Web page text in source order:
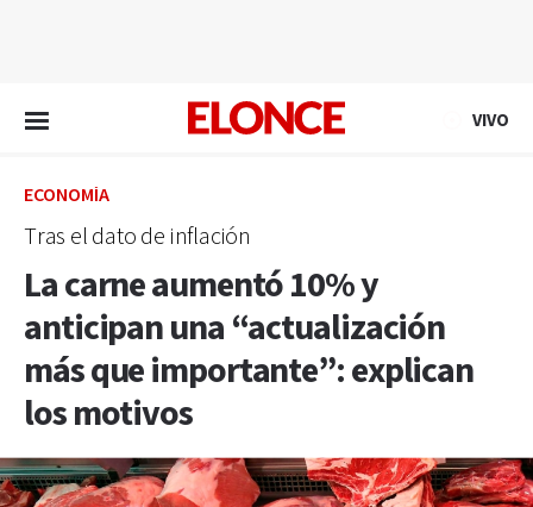
VIVO
ECONOMÍA
Tras el dato de inflación
La carne aumentó 10% y
anticipan una “actualización
más que importante”: explican
los motivos